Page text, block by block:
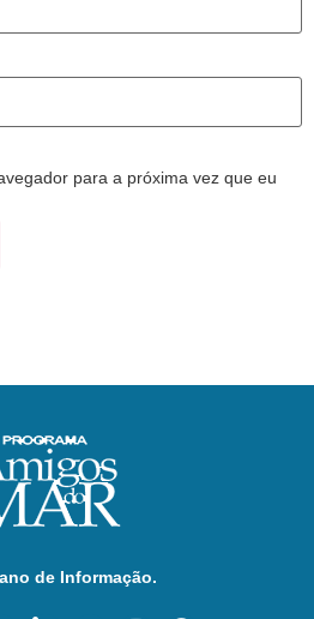
para a próxima vez que eu
de Informação.